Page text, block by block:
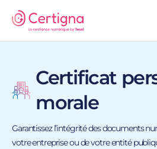
Certificat
morale
Garantissez l’intégrité des documents
votre entreprise ou de votre entité